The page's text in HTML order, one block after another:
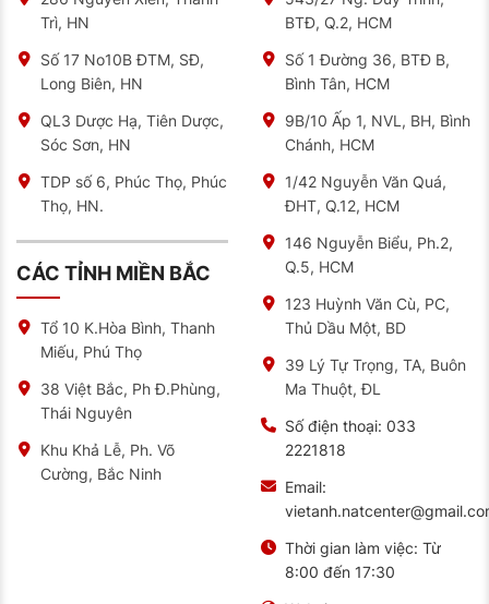
Trì, HN
Số 17 No10B ĐTM, SĐ,
Long Biên, HN
QL3 Dược Hạ, Tiên Dược,
Sóc Sơn, HN
TDP số 6, Phúc Thọ, Phúc
Thọ, HN.
CÁC TỈNH MIỀN BẮC
Tổ 10 K.Hòa Bình, Thanh
Miếu, Phú Thọ
38 Việt Bắc, Ph Đ.Phùng,
Thái Nguyên
Khu Khả Lễ, Ph. Võ
Cường, Bắc Ninh
BTĐ, Q.2, HCM
Số 1 Đường 36, BTĐ B,
Bình Tân, HCM
9B/10 Ấp 1, NVL, BH, Bình
Chánh, HCM
1/42 Nguyễn Văn Quá,
ĐHT, Q.12, HCM
146 Nguyễn Biểu, Ph.2,
Q.5, HCM
123 Huỳnh Văn Cù, PC,
Thủ Dầu Một, BD
39 Lý Tự Trọng, TA, Buôn
Ma Thuột, ĐL
Số điện thoại: 033
2221818
Email:
Thời gian làm việc: Từ
8:00 đến 17:30